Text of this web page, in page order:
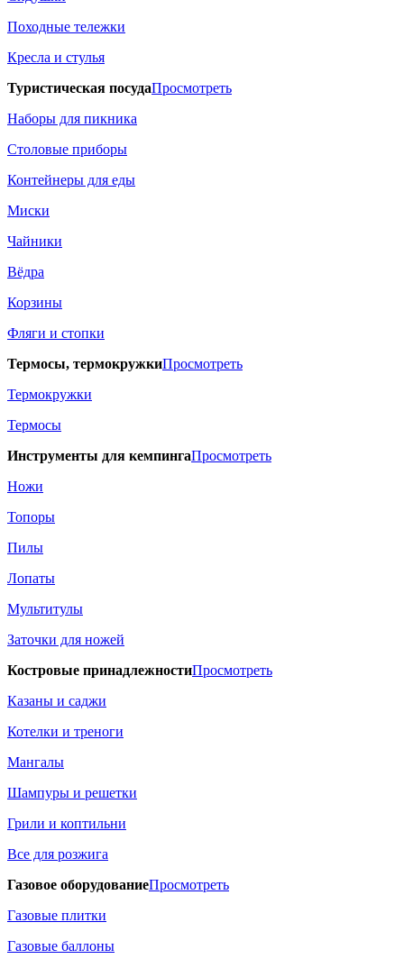
Походные тележки
Кресла и стулья
Туристическая посудаПросмотреть
Наборы для пикника
Столовые приборы
Контейнеры для еды
Миски
Чайники
Вёдра
Корзины
Фляги и стопки
Термосы, термокружкиПросмотреть
Термокружки
Термосы
Инструменты для кемпингаПросмотреть
Ножи
Топоры
Пилы
Лопаты
Мультитулы
Заточки для ножей
Костровые принадлежностиПросмотреть
Казаны и саджи
Котелки и треноги
Мангалы
Шампуры и решетки
Грили и коптильни
Все для розжига
Газовое оборудованиеПросмотреть
Газовые плитки
Газовые баллоны